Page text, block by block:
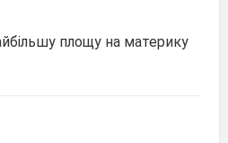
площу на материку